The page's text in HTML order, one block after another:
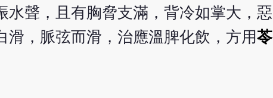
聲，且有胸脅支滿，背冷如掌大，惡
，脈弦而滑，治應溫脾化飲，方用苓